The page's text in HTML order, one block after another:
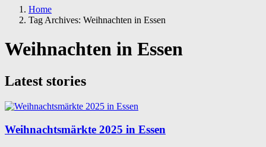
Home
Tag Archives: Weihnachten in Essen
Weihnachten in Essen
Latest stories
Weihnachtsmärkte 2025 in Essen